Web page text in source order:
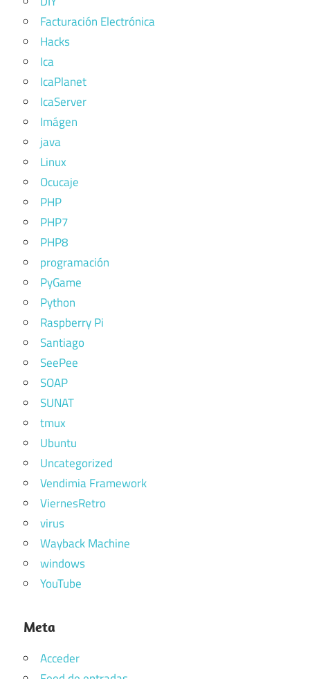
Facturación Electrónica
Hacks
Ica
IcaPlanet
IcaServer
Imágen
java
Linux
Ocucaje
PHP
PHP7
PHP8
programación
PyGame
Python
Raspberry Pi
Santiago
SeePee
SOAP
SUNAT
tmux
Ubuntu
Uncategorized
Vendimia Framework
ViernesRetro
virus
Wayback Machine
windows
YouTube
Meta
Acceder